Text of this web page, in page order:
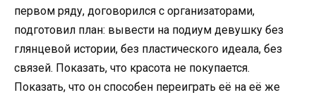
первом ряду, договорился с организаторами,
подготовил план: вывести на подиум девушку без
глянцевой истории, без пластического идеала, без
связей. Показать, что красота не покупается.
Показать, что он способен переиграть её на её же